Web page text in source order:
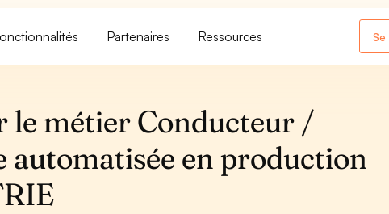
Partenaires Ressources
le métier Conducteur /
automatisée en production